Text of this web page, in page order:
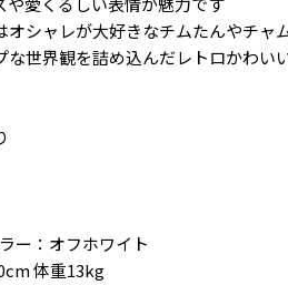
オシャレが大好きなチムたんやチャ
な世界観を詰め込んだレトロかわい
ー：オフホワイト
体重13kg